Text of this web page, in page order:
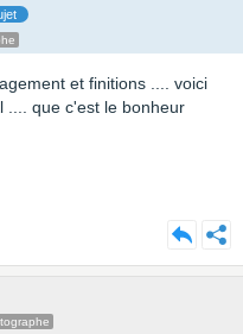
et finitions .... voici
.... que c'est le bonheur